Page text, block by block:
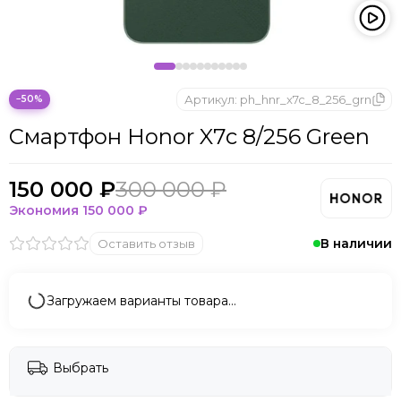
−50%
В наличии
Смартфон Honor X7c 8/256 Green
Артикул: ph_hnr_x7c_8_256_grn
Оставить отзыв
150 000 ₽300 000 ₽
Экономия 150 000 ₽
Загружаем варианты товара…
Выбрать